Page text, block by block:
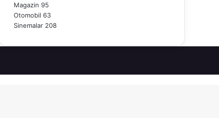
Magazin 95
Otomobil 63
Sinemalar 208